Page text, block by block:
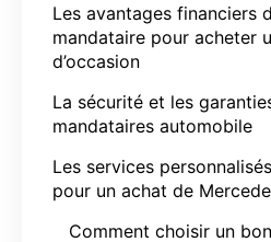
Les avantages financiers
mandataire pour acheter
d’occasion
La sécurité et les
mandataires automobile
Les services
pour un achat de
Comment choisir un